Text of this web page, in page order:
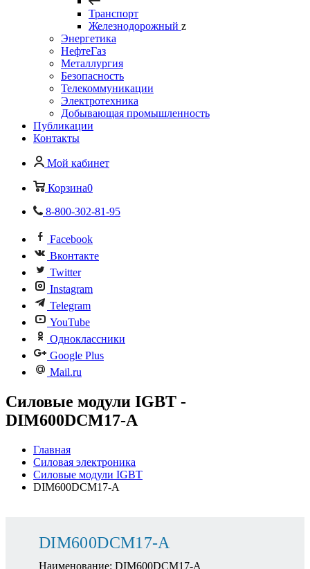
Транспорт
Железнодорожный z
Энергетика
НефтеГаз
Металлургия
Безопасность
Телекоммуникации
Электротехника
Добывающая промышленность
Публикации
Контакты
Мой кабинет
Корзина0
8-800-302-81-95
Facebook
Вконтакте
Twitter
Instagram
Telegram
YouTube
Одноклассники
Google Plus
Mail.ru
Силовые модули IGBT -
DIM600DCM17-A
Главная
Силовая электроника
Силовые модули IGBT
DIM600DCM17-A
DIM600DCM17-A
Наименование: DIM600DCM17-A